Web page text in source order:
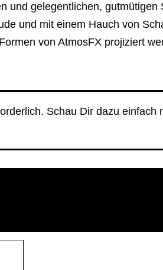
und gelegentlichen, gutmütigen
und mit einem Hauch von
von AtmosFX projiziert
Schau Dir dazu einfach